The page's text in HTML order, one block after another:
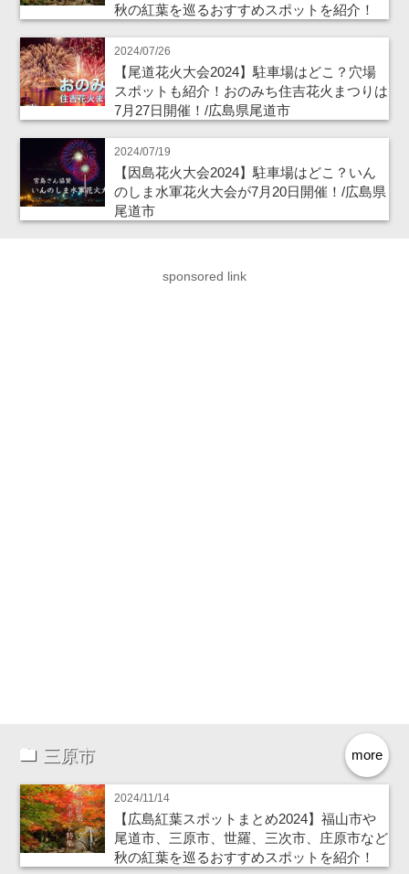
秋の紅葉を巡るおすすめスポットを紹介！
2024/07/26
【尾道花火大会2024】駐車場はどこ？穴場
スポットも紹介！おのみち住吉花火まつりは
7月27日開催！/広島県尾道市
2024/07/19
【因島花火大会2024】駐車場はどこ？いん
のしま水軍花火大会が7月20日開催！/広島県
尾道市
sponsored link
more
三原市
2024/11/14
【広島紅葉スポットまとめ2024】福山市や
尾道市、三原市、世羅、三次市、庄原市など
秋の紅葉を巡るおすすめスポットを紹介！